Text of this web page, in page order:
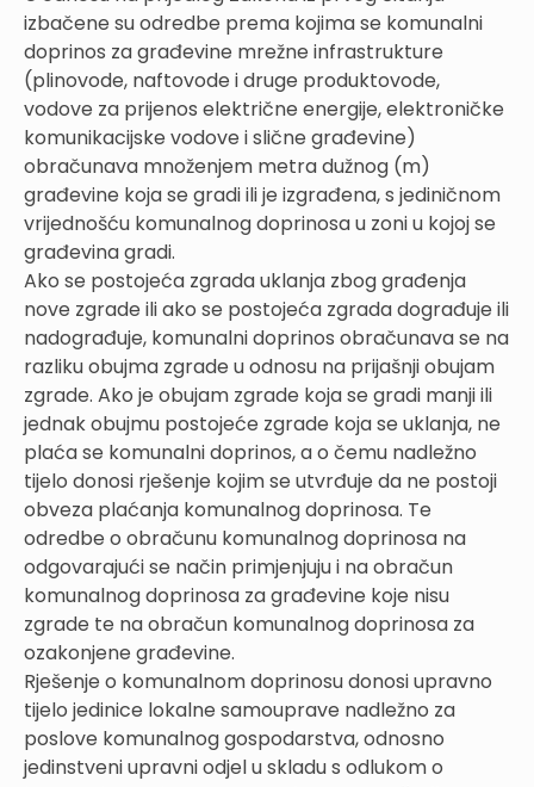
izbačene su odredbe prema kojima se komunalni
doprinos za građevine mrežne infrastrukture
(plinovode, naftovode i druge produktovode,
vodove za prijenos električne energije, elektroničke
komunikacijske vodove i slične građevine)
obračunava množenjem metra dužnog (m)
građevine koja se gradi ili je izgrađena, s jediničnom
vrijednošću komunalnog doprinosa u zoni u kojoj se
građevina gradi.
Ako se postojeća zgrada uklanja zbog građenja
nove zgrade ili ako se postojeća zgrada dograđuje ili
nadograđuje, komunalni doprinos obračunava se na
razliku obujma zgrade u odnosu na prijašnji obujam
zgrade. Ako je obujam zgrade koja se gradi manji ili
jednak obujmu postojeće zgrade koja se uklanja, ne
plaća se komunalni doprinos, a o čemu nadležno
tijelo donosi rješenje kojim se utvrđuje da ne postoji
obveza plaćanja komunalnog doprinosa. Te
odredbe o obračunu komunalnog doprinosa na
odgovarajući se način primjenjuju i na obračun
komunalnog doprinosa za građevine koje nisu
zgrade te na obračun komunalnog doprinosa za
ozakonjene građevine.
Rješenje o komunalnom doprinosu donosi upravno
tijelo jedinice lokalne samouprave nadležno za
poslove komunalnog gospodarstva, odnosno
jedinstveni upravni odjel u skladu s odlukom o